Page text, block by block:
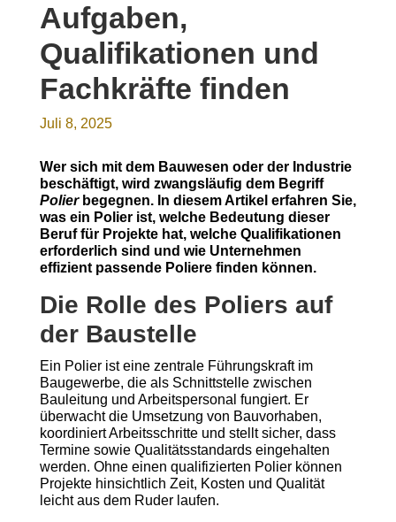
Aufgaben,
Qualifikationen und
Fachkräfte finden
Juli 8, 2025
Wer sich mit dem Bauwesen oder der Industrie
beschäftigt, wird zwangsläufig dem Begriff
Polierbegegnen. In diesem Artikel erfahren Sie,
was ein Polier ist, welche Bedeutung dieser
Beruf für Projekte hat, welche Qualifikationen
erforderlich sind und wie Unternehmen
effizient passende Poliere finden können.
Die Rolle des Poliers auf
der Baustelle
Ein Polier ist eine zentrale Führungskraft im
Baugewerbe, die als Schnittstelle zwischen
Bauleitung und Arbeitspersonal fungiert. Er
überwacht die Umsetzung von Bauvorhaben,
koordiniert Arbeitsschritte und stellt sicher, dass
Termine sowie Qualitätsstandards eingehalten
werden. Ohne einen qualifizierten Polier können
Projekte hinsichtlich Zeit, Kosten und Qualität
leicht aus dem Ruder laufen.